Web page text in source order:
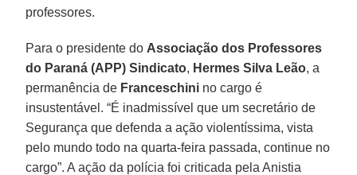
professores.
Para o presidente do Associação dos Professores
do Paraná (APP) Sindicato, Hermes Silva Leão, a
permanência de Franceschini no cargo é
insustentável. “É inadmissível que um secretário de
Segurança que defenda a ação violentíssima, vista
pelo mundo todo na quarta-feira passada, continue no
cargo”. A ação da polícia foi criticada pela Anistia